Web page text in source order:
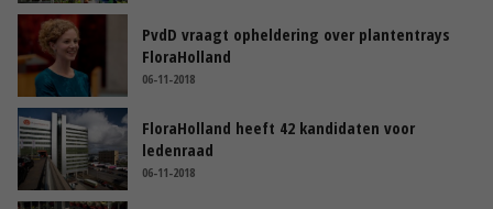
PvdD vraagt opheldering over plantentrays
FloraHolland
06-11-2018
FloraHolland heeft 42 kandidaten voor
ledenraad
06-11-2018